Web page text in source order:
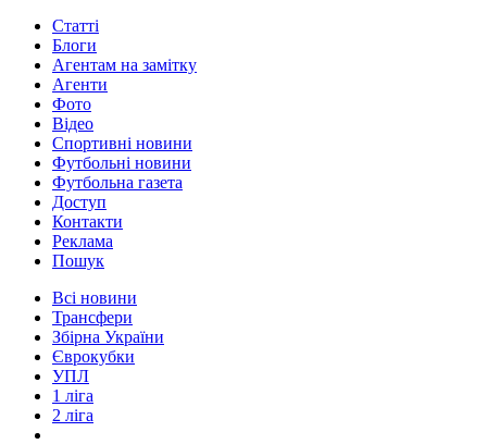
Статті
Блоги
Агентам на замітку
Агенти
Фото
Відео
Спортивні новини
Футбольні новини
Футбольна газета
Доступ
Контакти
Реклама
Пошук
Всі новини
Трансфери
Збірна України
Єврокубки
УПЛ
1 ліга
2 ліга